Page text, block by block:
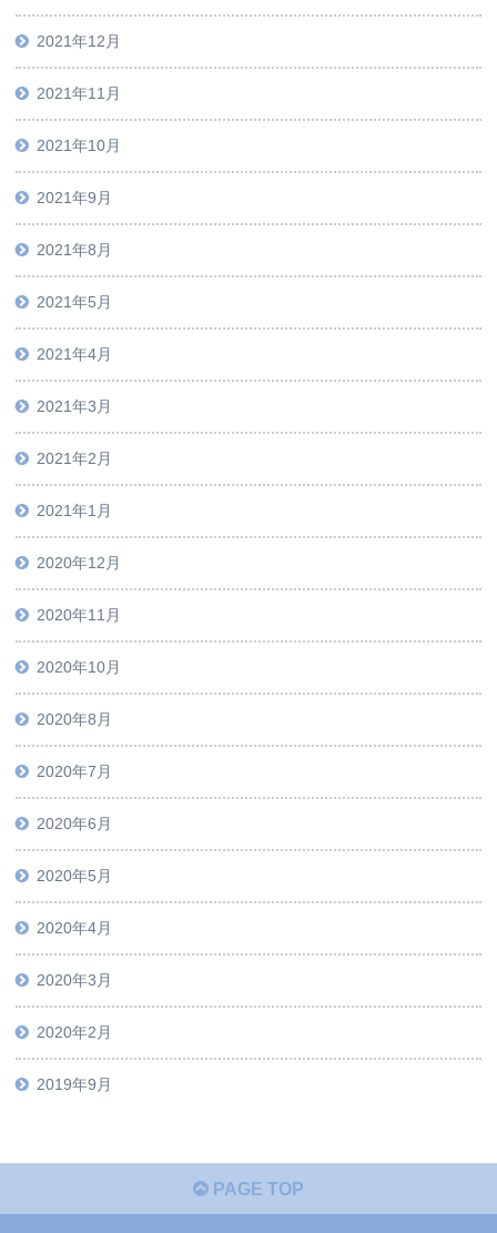
2021年12月
2021年11月
2021年10月
2021年9月
2021年8月
2021年5月
2021年4月
2021年3月
2021年2月
2021年1月
2020年12月
2020年11月
2020年10月
2020年8月
2020年7月
2020年6月
2020年5月
2020年4月
2020年3月
2020年2月
2019年9月
PAGE TOP